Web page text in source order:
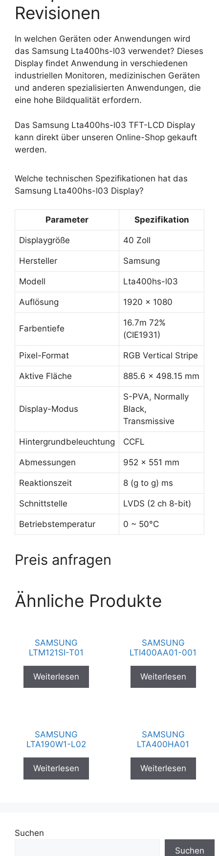
Revisionen
In welchen Geräten oder Anwendungen wird
das Samsung Lta400hs-l03 verwendet? Dieses
Display findet Anwendung in verschiedenen
industriellen Monitoren, medizinischen Geräten
und anderen spezialisierten Anwendungen, die
eine hohe Bildqualität erfordern.
Das Samsung Lta400hs-l03 TFT-LCD Display
kann direkt über unseren Online-Shop gekauft
werden.
Welche technischen Spezifikationen hat das
Samsung Lta400hs-l03 Display?
Parameter Spezifikation
Displaygröße 40 Zoll
Hersteller Samsung
Modell Lta400hs-l03
Auflösung 1920 x 1080
Farbentiefe
16.7m 72%
(CIE1931)
Pixel-Format RGB Vertical Stripe
Aktive Fläche 885.6 x 498.15 mm
Display-Modus
S-PVA, Normally
Black,
Transmissive
Hintergrundbeleuchtung CCFL
Abmessungen 952 x 551 mm
Reaktionszeit 8 (g to g) ms
Schnittstelle LVDS (2 ch 8-bit)
Betriebstemperatur 0 ~ 50°C
Preis anfragen
Ähnliche Produkte
SAMSUNG
LTM121SI-T01
Weiterlesen
SAMSUNG
LTI400AA01-001
Weiterlesen
SAMSUNG
LTA190W1-L02
Weiterlesen
SAMSUNG
LTA400HA01
Weiterlesen
Suchen
Suchen